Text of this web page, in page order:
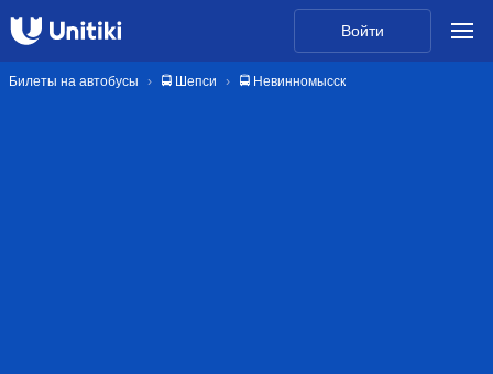
Войти
Билеты на автобусы 🚍 Шепси 🚍 Невинномысск